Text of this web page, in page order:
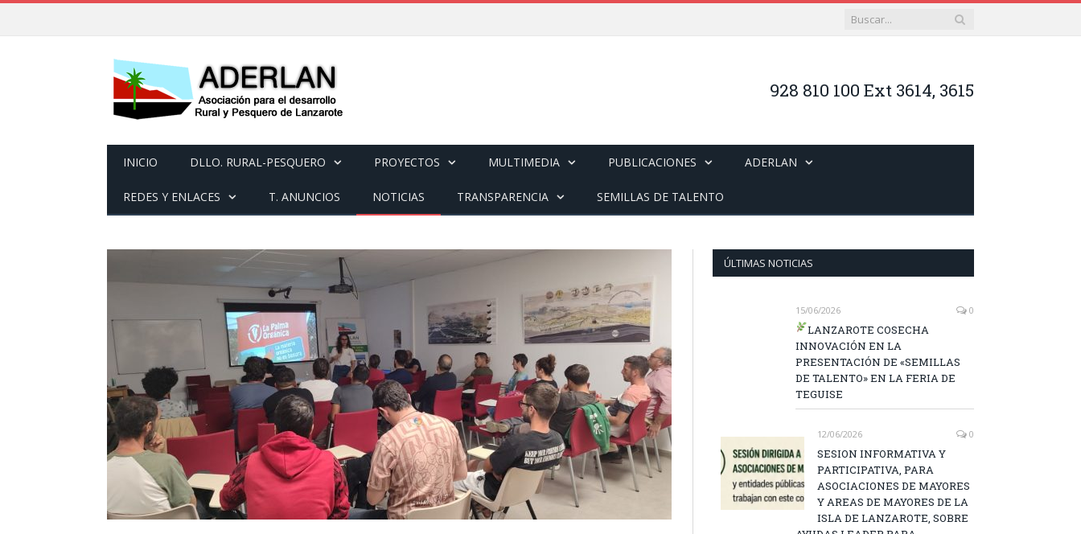
928 810 100 Ext 3614, 3615
INICIO DLLO. RURAL-PESQUERO PROYECTOS MULTIMEDIA PUBLICACIONES ADERLAN
REDES Y ENLACES T. ANUNCIOS NOTICIAS TRANSPARENCIA SEMILLAS DE TALENTO
ÚLTIMAS NOTICIAS
15/06/2026 0
LANZAROTE COSECHA
INNOVACIÓN EN LA
PRESENTACIÓN DE «SEMILLAS
DE TALENTO» EN LA FERIA DE
TEGUISE
12/06/2026 0
SESION INFORMATIVA Y
PARTICIPATIVA, PARA
ASOCIACIONES DE MAYORES
Y AREAS DE MAYORES DE LA
ISLA DE LANZAROTE, SOBRE